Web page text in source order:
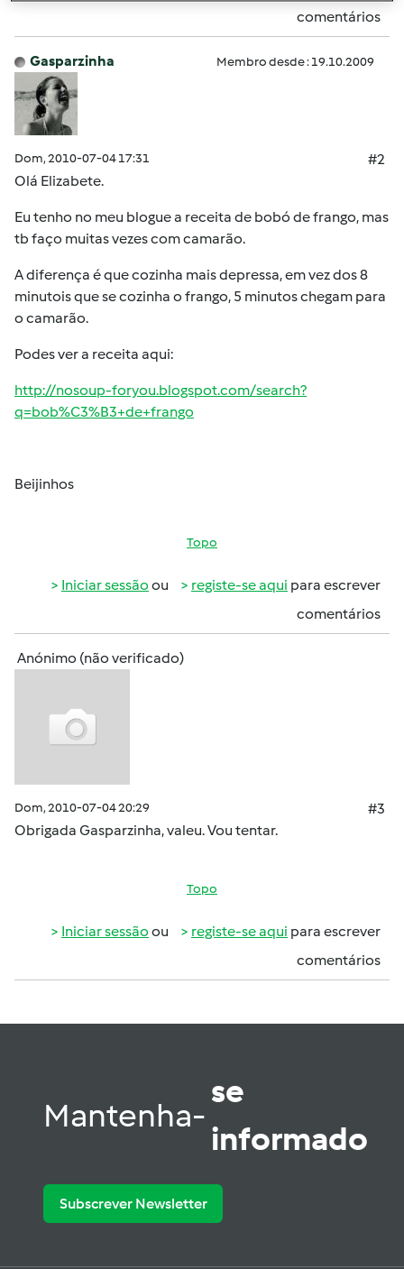
comentários
Gasparzinha Membro desde : 19.10.2009
Dom, 2010-07-04 17:31
#2
Olá Elizabete.
Eu tenho no meu blogue a receita de bobó de frango, mas
tb faço muitas vezes com camarão.
A diferença é que cozinha mais depressa, em vez dos 8
minutois que se cozinha o frango, 5 minutos chegam para
o camarão.
Podes ver a receita aqui:
http://nosoup-foryou.blogspot.com/search?
q=bob%C3%B3+de+frango
Beijinhos
Topo
Iniciar sessão ou registe-se aqui para escrever
comentários
Anónimo (não verificado)
Dom, 2010-07-04 20:29
#3
Obrigada Gasparzinha, valeu. Vou tentar.
Topo
Iniciar sessão ou registe-se aqui para escrever
comentários
Mantenha-
se
informado
Subscrever Newsletter